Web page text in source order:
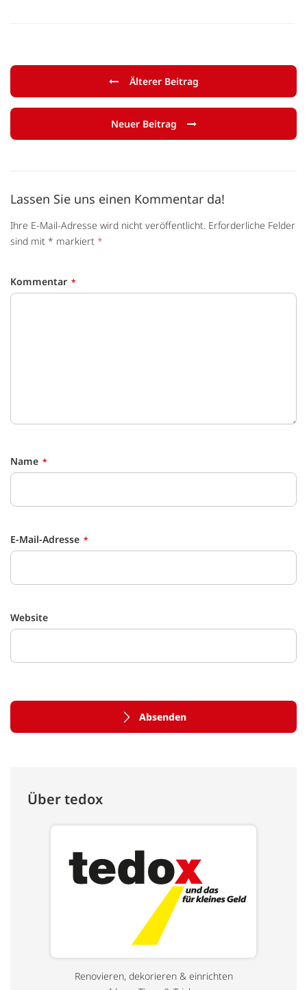
Älterer Beitrag
Neuer Beitrag
Lassen Sie uns einen Kommentar da!
Ihre E-Mail-Adresse wird nicht veröffentlicht. Erforderliche Felder
sind mit * markiert *
Kommentar
Name
E-Mail-Adresse
Website
Absenden
Über tedox
Renovieren, dekorieren & einrichten